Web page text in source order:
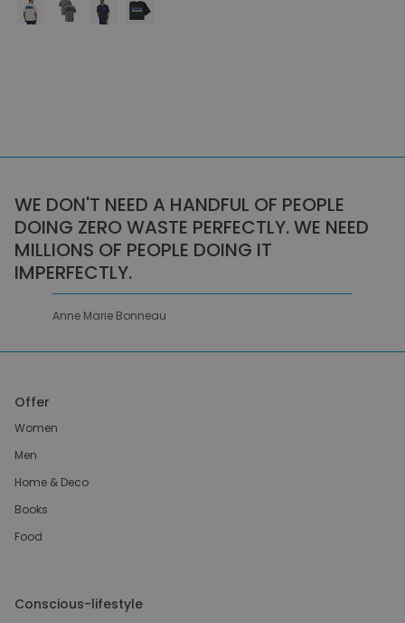
WE DON'T NEED A HANDFUL OF PEOPLE
DOING ZERO WASTE PERFECTLY. WE NEED
MILLIONS OF PEOPLE DOING IT
IMPERFECTLY.
Anne Marie Bonneau
Offer
Women
Men
Home & Deco
Books
Food
Conscious-lifestyle